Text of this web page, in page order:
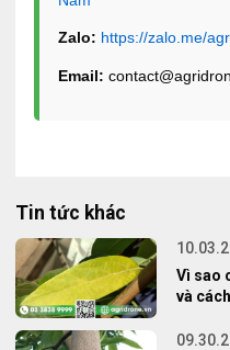
Zalo: https://zalo.me/
Email:
Tin tức khác
Vì sao
và